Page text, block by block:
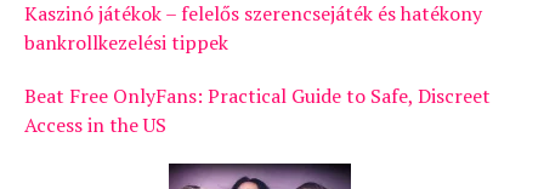
Kaszinó játékok – felelős szerencsejáték és hatékony
bankrollkezelési tippek
Beat Free OnlyFans: Practical Guide to Safe, Discreet
Access in the US